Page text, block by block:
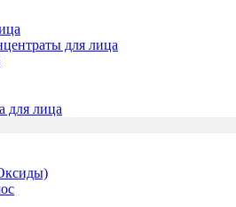
для лица
для лица